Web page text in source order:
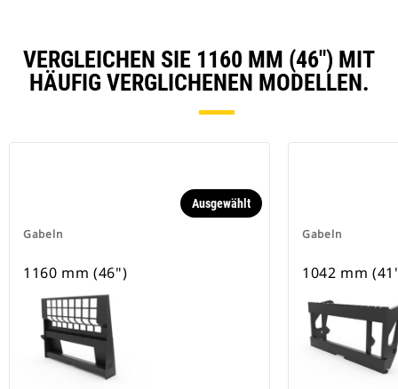
VERGLEICHEN SIE 1160 MM (46") MIT
HÄUFIG VERGLICHENEN MODELLEN.
Gabeln
Ausgewählt
1160 mm (46")
Gabeln
1042 mm